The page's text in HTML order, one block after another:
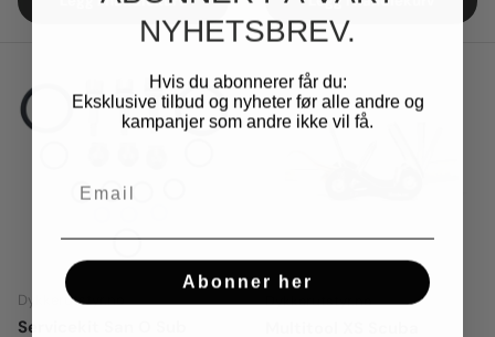
Dykkerutstyr.no
Servicekit San O Sub
Dykkerutstyr.no
NYHETSBREV.
Hvis du abonnerer får du:
Eksklusive tilbud og nyheter før alle andre og
kampanjer som andre ikke vil få.
Abonner her